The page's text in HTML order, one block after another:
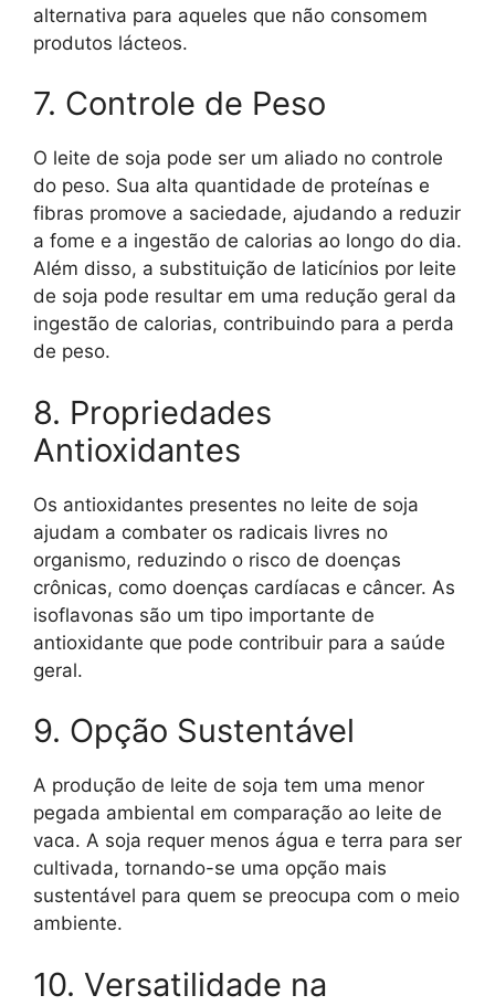
alternativa para aqueles que não consomem
produtos lácteos.
7. Controle de Peso
O leite de soja pode ser um aliado no controle
do peso. Sua alta quantidade de proteínas e
fibras promove a saciedade, ajudando a reduzir
a fome e a ingestão de calorias ao longo do dia.
Além disso, a substituição de laticínios por leite
de soja pode resultar em uma redução geral da
ingestão de calorias, contribuindo para a perda
de peso.
8. Propriedades
Antioxidantes
Os antioxidantes presentes no leite de soja
ajudam a combater os radicais livres no
organismo, reduzindo o risco de doenças
crônicas, como doenças cardíacas e câncer. As
isoflavonas são um tipo importante de
antioxidante que pode contribuir para a saúde
geral.
9. Opção Sustentável
A produção de leite de soja tem uma menor
pegada ambiental em comparação ao leite de
vaca. A soja requer menos água e terra para ser
cultivada, tornando-se uma opção mais
sustentável para quem se preocupa com o meio
ambiente.
10. Versatilidade na